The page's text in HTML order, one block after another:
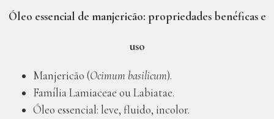
Óleo essencial de manjericão: propriedades benéficas e
uso
Manjericão (Ocimum basilicum).
Família Lamiaceae ou Labiatae.
Óleo essencial: leve, fluido, incolor.